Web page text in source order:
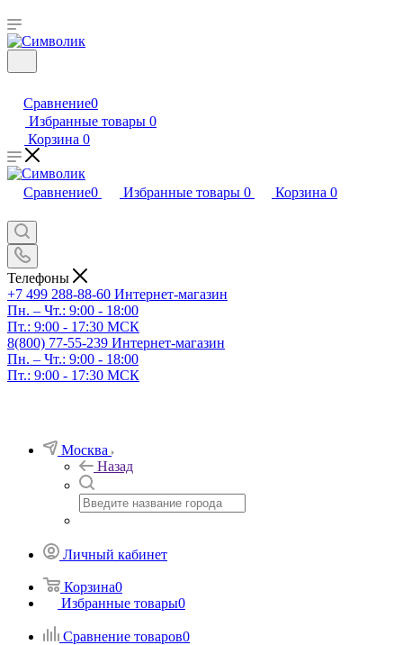
Сравнение0
Избранные товары 0
Корзина 0
Сравнение0 Избранные товары 0 Корзина 0
Телефоны
+7 499 288-88-60 Интернет-магазин
Пн. – Чт.: 9:00 - 18:00
Пт.: 9:00 - 17:30 МСК
8(800) 77-55-239 Интернет-магазин
Пн. – Чт.: 9:00 - 18:00
Пт.: 9:00 - 17:30 МСК
Москва
Назад
Личный кабинет
Корзина0
Избранные товары0
Сравнение товаров0